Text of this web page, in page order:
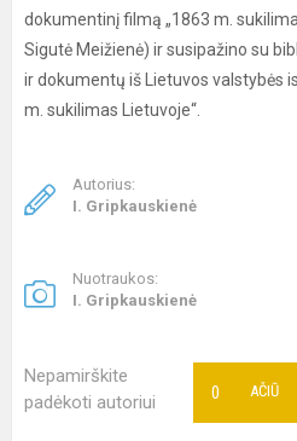
dokumentinį filmą „1863 m.
Sigutė Meižienė) ir susipažino su
ir dokumentų iš Lietuvos valstybės
m. sukilimas Lietuvoje“.
Autorius:
I. Gripkauskienė
Nuotraukos:
I. Gripkauskienė
Nepamirškite
padėkoti autoriui
AČIŪ
0